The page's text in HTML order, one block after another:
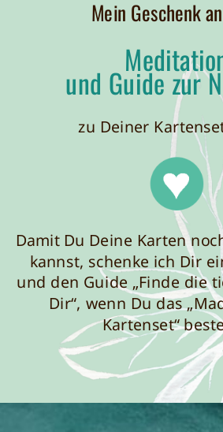
Mein Geschenk
und Guide zur
zu Deiner
Damit Du Deine Karten
kannst, schenke ich Dir
und den Guide „Finde die
Dir“, wenn Du das
Kartenset“